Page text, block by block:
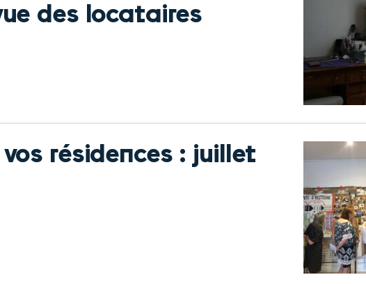
des locataires
résidences : juillet